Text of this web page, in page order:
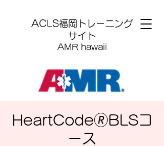
​ACLS福岡トレーニング
サイト
AMR hawaii
HeartCode🄬BLSコ
ース